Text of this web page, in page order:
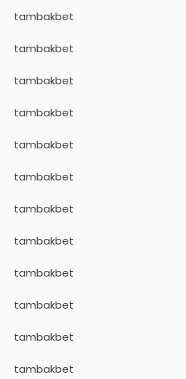
tambakbet
tambakbet
tambakbet
tambakbet
tambakbet
tambakbet
tambakbet
tambakbet
tambakbet
tambakbet
tambakbet
tambakbet